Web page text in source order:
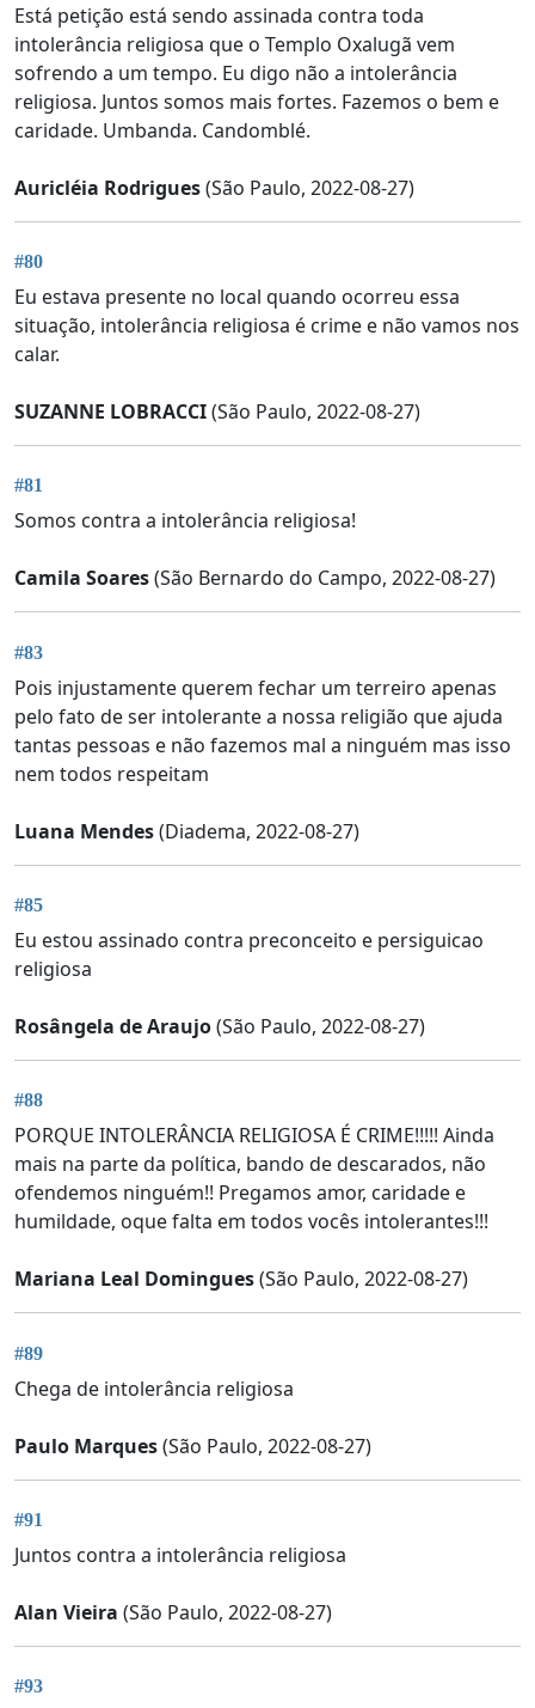
Está petição está sendo assinada contra toda
intolerância religiosa que o Templo Oxalugã vem
sofrendo a um tempo. Eu digo não a intolerância
religiosa. Juntos somos mais fortes. Fazemos o bem e
caridade. Umbanda. Candomblé.
Auricléia Rodrigues(São Paulo, 2022-08-27)
#80
Eu estava presente no local quando ocorreu essa
situação, intolerância religiosa é crime e não vamos nos
calar.
SUZANNE LOBRACCI(São Paulo, 2022-08-27)
#81
Somos contra a intolerância religiosa!
Camila Soares(São Bernardo do Campo, 2022-08-27)
#83
Pois injustamente querem fechar um terreiro apenas
pelo fato de ser intolerante a nossa religião que ajuda
tantas pessoas e não fazemos mal a ninguém mas isso
nem todos respeitam
Luana Mendes(Diadema, 2022-08-27)
#85
Eu estou assinado contra preconceito e persiguicao
religiosa
Rosângela de Araujo(São Paulo, 2022-08-27)
#88
PORQUE INTOLERÂNCIA RELIGIOSA É CRIME!!!!! Ainda
mais na parte da política, bando de descarados, não
ofendemos ninguém!! Pregamos amor, caridade e
humildade, oque falta em todos vocês intolerantes!!!
Mariana Leal Domingues(São Paulo, 2022-08-27)
#89
Chega de intolerância religiosa
Paulo Marques(São Paulo, 2022-08-27)
#91
Juntos contra a intolerância religiosa
Alan Vieira (São Paulo, 2022-08-27)
#93